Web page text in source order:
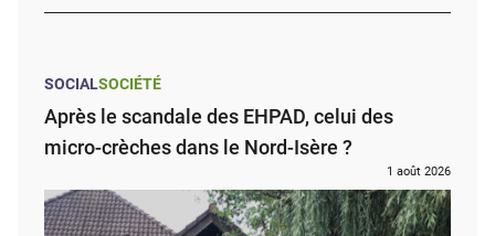
SOCIALSOCIÉTÉ
Après le scandale des EHPAD, celui des
micro-crèches dans le Nord-Isère ?
1 août 2026